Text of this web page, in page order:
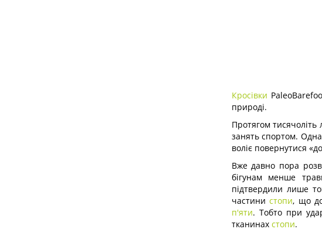
Кросівки
природі.
Протягом
занять спортом.
воліє повернутися
Вже давно пора
бігунам менше
підтвердили лише
частинистопи, що
п'яти. Тобто при
тканинах стопи.